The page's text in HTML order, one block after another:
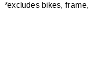
*excludes bikes,